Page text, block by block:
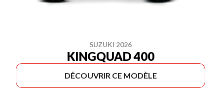
SUZUKI 2026
KINGQUAD 400
DÉCOUVRIR CE MODÈLE